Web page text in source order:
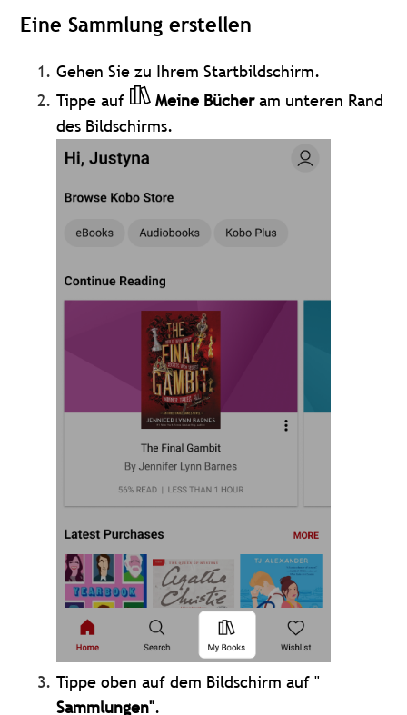
Eine Sammlung erstellen
Gehen Sie zu Ihrem Startbildschirm.
Tippe auf
Meine Bücheram unteren Rand
des Bildschirms.
Tippe oben auf dem Bildschirm auf "
Sammlungen".